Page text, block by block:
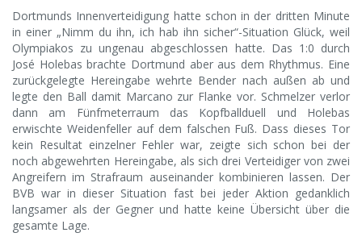
Dortmunds Innenverteidigung hatte schon in der dritten Minute
in einer „Nimm du ihn, ich hab ihn sicher“-Situation Glück, weil
Olympiakos zu ungenau abgeschlossen hatte. Das 1:0 durch
José Holebas brachte Dortmund aber aus dem Rhythmus. Eine
zurückgelegte Hereingabe wehrte Bender nach außen ab und
legte den Ball damit Marcano zur Flanke vor. Schmelzer verlor
dann am Fünfmeterraum das Kopfballduell und Holebas
erwischte Weidenfeller auf dem falschen Fuß. Dass dieses Tor
kein Resultat einzelner Fehler war, zeigte sich schon bei der
noch abgewehrten Hereingabe, als sich drei Verteidiger von zwei
Angreifern im Strafraum auseinander kombinieren lassen. Der
BVB war in dieser Situation fast bei jeder Aktion gedanklich
langsamer als der Gegner und hatte keine Übersicht über die
gesamte Lage.